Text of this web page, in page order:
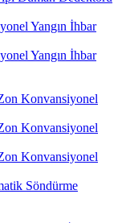
Yangın İhbar
Yangın İhbar
Konvansiyonel
Konvansiyonel
Konvansiyonel
Söndürme